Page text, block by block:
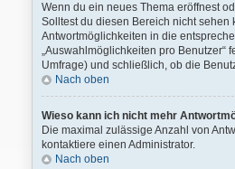
Wenn du ein neues Thema eröffnest
Solltest du diesen Bereich nicht
Antwortmöglichkeiten in die
„Auswahlmöglichkeiten pro
Umfrage) und schließlich, ob die
Nach oben
Wieso kann ich nicht mehr
Die maximal zulässige Anzahl von
kontaktiere einen Administrator.
Nach oben